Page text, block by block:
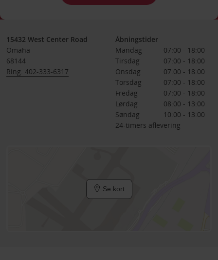
15432 West Center Road
Omaha
68144
Ring: 402-333-6317
Åbningstider
Mandag
07:00 - 18:00
Tirsdag
07:00 - 18:00
Onsdag
07:00 - 18:00
Torsdag
07:00 - 18:00
Fredag
07:00 - 18:00
Lørdag
08:00 - 13:00
Søndag
10:00 - 13:00
24-timers aflevering
Se kort